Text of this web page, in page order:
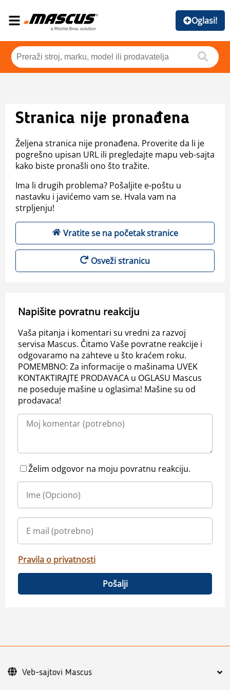
Oglasi!
Stranica nije pronađena
Željena stranica nije pronađena. Proverite da li je
pogrešno upisan URL ili pregledajte mapu veb-sajta
kako biste pronašli ono što tražite.
Ima li drugih problema? Pošaljite e-poštu u
nastavku i javićemo vam se. Hvala vam na
strpljenju!
Vratite se na početak stranice
Osveži stranicu
Napišite povratnu reakciju
Vaša pitanja i komentari su vredni za razvoj
servisa Mascus. Čitamo Vaše povratne reakcije i
odgovaramo na zahteve u što kraćem roku.
POMEMBNO: Za informacije o mašinama UVEK
KONTAKTIRAJTE PRODAVACA u OGLASU Mascus
ne poseduje mašine u oglasima! Mašine su od
prodavaca!
Želim odgovor na moju povratnu reakciju.
Pravila o privatnosti
Pošalji
Veb-sajtovi Mascus